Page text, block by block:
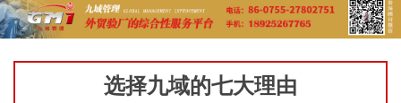
选择九域的七大理由